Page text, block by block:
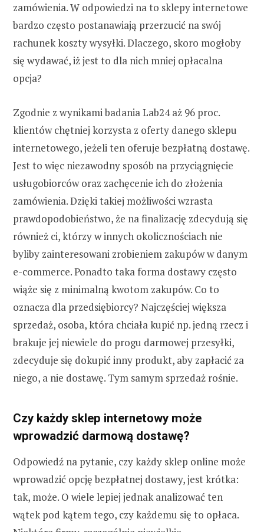
zamówienia. W odpowiedzi na to sklepy internetowe
bardzo często postanawiają przerzucić na swój
rachunek koszty wysyłki. Dlaczego, skoro mogłoby
się wydawać, iż jest to dla nich mniej opłacalna
opcja?
Zgodnie z wynikami badania Lab24 aż 96 proc.
klientów chętniej korzysta z oferty danego sklepu
internetowego, jeżeli ten oferuje bezpłatną dostawę.
Jest to więc niezawodny sposób na przyciągnięcie
usługobiorców oraz zachęcenie ich do złożenia
zamówienia. Dzięki takiej możliwości wzrasta
prawdopodobieństwo, że na finalizację zdecydują się
również ci, którzy w innych okolicznościach nie
byliby zainteresowani zrobieniem zakupów w danym
e-commerce. Ponadto taka forma dostawy często
wiąże się z minimalną kwotom zakupów. Co to
oznacza dla przedsiębiorcy? Najczęściej większa
sprzedaż, osoba, która chciała kupić np. jedną rzecz i
brakuje jej niewiele do progu darmowej przesyłki,
zdecyduje się dokupić inny produkt, aby zapłacić za
niego, a nie dostawę. Tym samym sprzedaż rośnie.
Czy każdy sklep internetowy może
wprowadzić darmową dostawę?
Odpowiedź na pytanie, czy każdy sklep online może
wprowadzić opcję bezpłatnej dostawy, jest krótka:
tak, może. O wiele lepiej jednak analizować ten
wątek pod kątem tego, czy każdemu się to opłaca.